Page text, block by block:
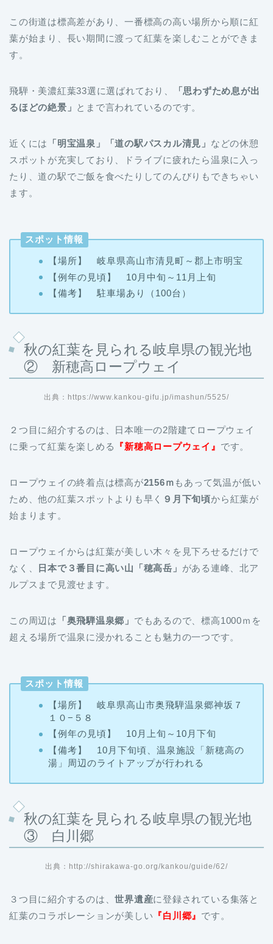
この街道は標高差があり、一番標高の高い場所から順に紅
葉が始まり、長い期間に渡って紅葉を楽しむことができま
す。
飛騨・美濃紅葉33選に選ばれており、
「思わずため息が出
るほどの絶景」 とまで言われているのです。
近くには 「明宝温泉」「道の駅パスカル清見」 などの休憩
スポットが充実しており、ドライブに疲れたら温泉に入っ
たり、道の駅でご飯を食べたりしてのんびりもできちゃい
ます。
スポット情報
【場所】 岐阜県高山市清見町～郡上市明宝
【例年の見頃】 10月中旬～11月上旬
【備考】 駐車場あり（100台）
秋の紅葉を見られる岐阜県の観光地
② 新穂高ロープウェイ
出典：https://www.kankou-gifu.jp/imashun/5525/
２つ目に紹介するのは、日本唯一の2階建てロープウェイ
に乗って紅葉を楽しめる
『新穂高ロープウェイ』 です。
ロープウェイの終着点は標高が2156ｍ もあって気温が低い
ため、他の紅葉スポットよりも早く ９月下旬頃から紅葉が
始まります。
ロープウェイからは紅葉が美しい木々を見下ろせるだけで
なく、
日本で３番目に高い山「穂高岳」 がある連峰、北ア
ルプスまで見渡せます。
この周辺は 「奥飛騨温泉郷」 でもあるので、標高1000ｍを
超える場所で温泉に浸かれることも魅力の一つです。
スポット情報
【場所】 岐阜県高山市奥飛騨温泉郷神坂７
１０−５８
【例年の見頃】 10月上旬～10月下旬
【備考】 10月下旬頃、温泉施設「新穂高の
湯」周辺のライトアップが行われる
秋の紅葉を見られる岐阜県の観光地
③ 白川郷
出典：http://shirakawa-go.org/kankou/guide/62/
３つ目に紹介するのは、世界遺産に登録されている集落と
紅葉のコラボレーションが美しい 『白川郷』 です。